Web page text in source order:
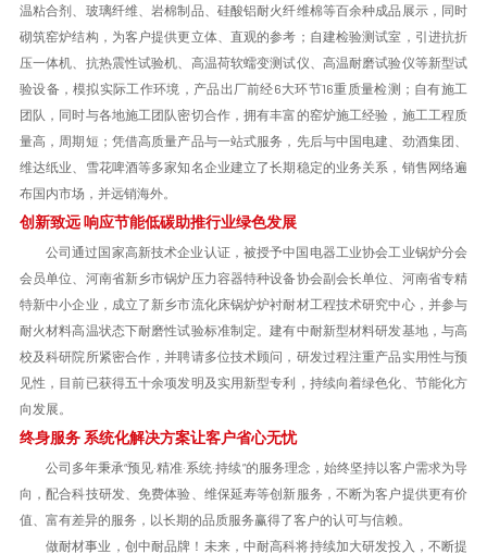
温粘合剂、玻璃纤维、岩棉制品、硅酸铝耐火纤维棉等百余种成品展示，同时
砌筑窑炉结构，为客户提供更立体、直观的参考；自建检验测试室，引进抗折
压一体机、抗热震性试验机、高温荷软蠕变测试仪、高温耐磨试验仪等新型试
验设备，模拟实际工作环境，产品出厂前经6大环节16重质量检测；自有施工
团队，同时与各地施工团队密切合作，拥有丰富的窑炉施工经验，施工工程质
量高，周期短；凭借高质量产品与一站式服务，先后与中国电建、劲酒集团、
维达纸业、雪花啤酒等多家知名企业建立了长期稳定的业务关系，销售网络遍
布国内市场，并远销海外。
创新致远 响应节能低碳助推行业绿色发展
公司通过国家高新技术企业认证，被授予中国电器工业协会工业锅炉分会
会员单位、河南省新乡市锅炉压力容器特种设备协会副会长单位、河南省专精
特新中小企业，成立了新乡市流化床锅炉炉衬耐材工程技术研究中心，并参与
耐火材料高温状态下耐磨性试验标准制定。建有中耐新型材料研发基地，与高
校及科研院所紧密合作，并聘请多位技术顾问，研发过程注重产品实用性与预
见性，目前已获得五十余项发明及实用新型专利，持续向着绿色化、节能化方
向发展。
终身服务 系统化解决方案让客户省心无忧
公司多年秉承“预见·精准·系统·持续”的服务理念，始终坚持以客户需求为导
向，配合科技研发、免费体验、维保延寿等创新服务，不断为客户提供更有价
值、富有差异的服务，以长期的品质服务赢得了客户的认可与信赖。
做耐材事业，创中耐品牌！未来，中耐高科将持续加大研发投入，不断提